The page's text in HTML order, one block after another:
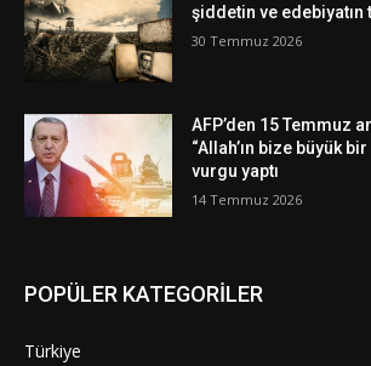
şiddetin ve edebiyatın
30 Temmuz 2026
AFP’den 15 Temmuz
“Allah’ın bize büyük
vurgu yaptı
14 Temmuz 2026
POPÜLER KATEGORİLER
Türkiye